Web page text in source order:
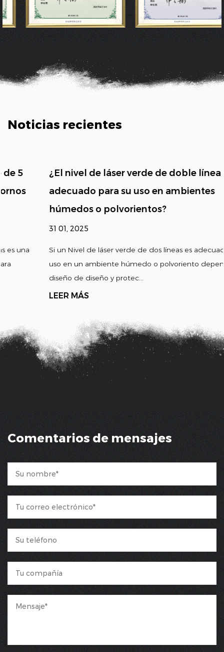
Noticias recientes
¿El nivel de láser verde de doble línea es
adecuado para su uso en ambientes
húmedos o polvorientos?
Si un Nivel de láser verde de dos líneas es adecuado para su
uso en un ambiente húmedo o polvoriento depende de su
diseño de diseño y protec...
Comentarios de mensajes